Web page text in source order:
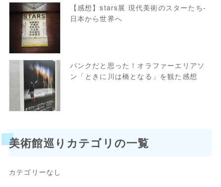
【感想】stars展 現代美術のスターたち-
日本から世界へ
パンクだと思った！オラファーエリアソ
ン「ときに川は橋となる」を観た感想
美術館巡りカテゴリの一覧
カテゴリーなし